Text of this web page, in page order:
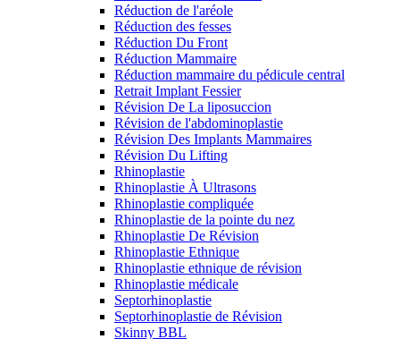
Réduction de l'aréole
Réduction des fesses
Réduction Du Front
Réduction Mammaire
Réduction mammaire du pédicule central
Retrait Implant Fessier
Révision De La liposuccion
Révision de l'abdominoplastie
Révision Des Implants Mammaires
Révision Du Lifting
Rhinoplastie
Rhinoplastie À Ultrasons
Rhinoplastie compliquée
Rhinoplastie de la pointe du nez
Rhinoplastie De Révision
Rhinoplastie Ethnique
Rhinoplastie ethnique de révision
Rhinoplastie médicale
Septorhinoplastie
Septorhinoplastie de Révision
Skinny BBL